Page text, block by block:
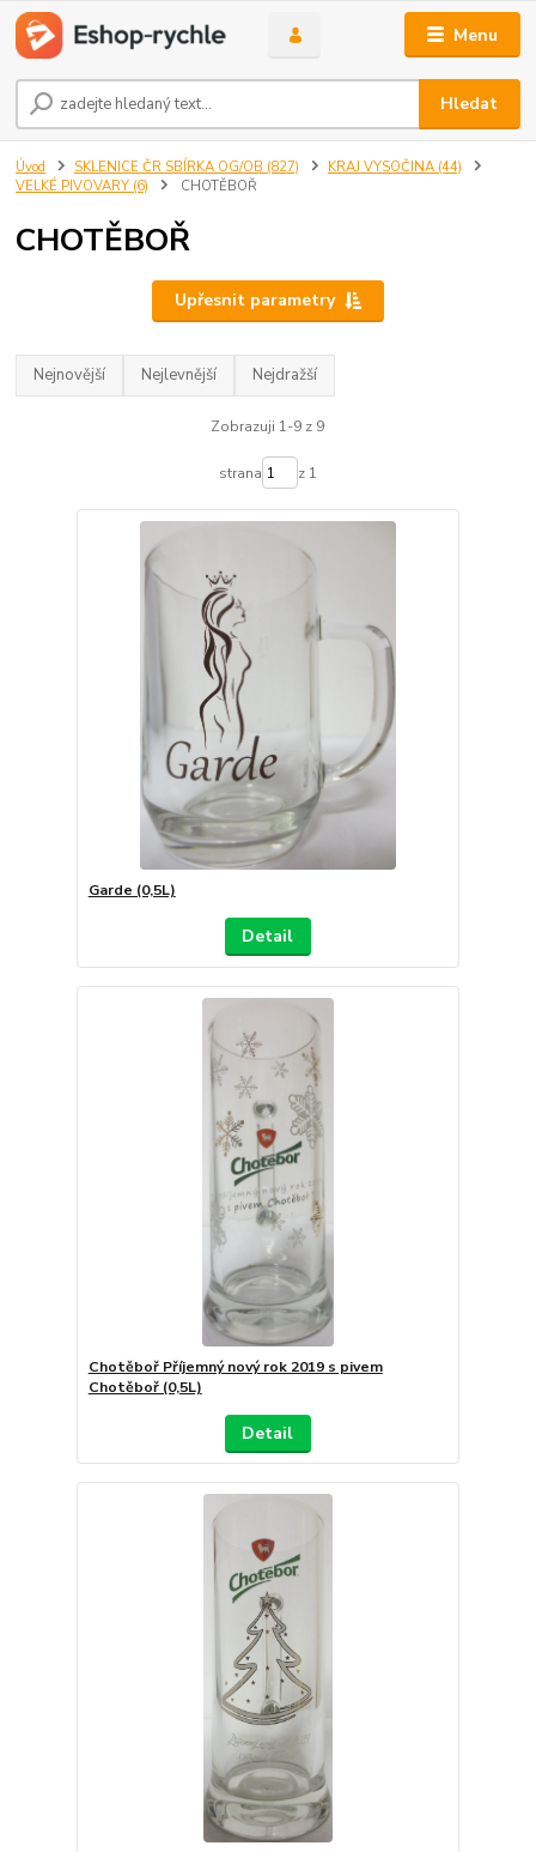
Menu
Hledat
Úvod SKLENICE ČR SBÍRKA OG/OB (827)
KRAJ VYSOČINA (44)
VELKÉ PIVOVARY (6)
CHOTĚBOŘ
CHOTĚBOŘ
Upřesnit parametry
Nejnovější Nejlevnější Nejdražší
Zobrazuji 1-9 z 9
strana z 1
Garde (0,5L)
Detail
Chotěboř Příjemný nový rok 2019 s pivem
Chotěboř (0,5L)
Detail